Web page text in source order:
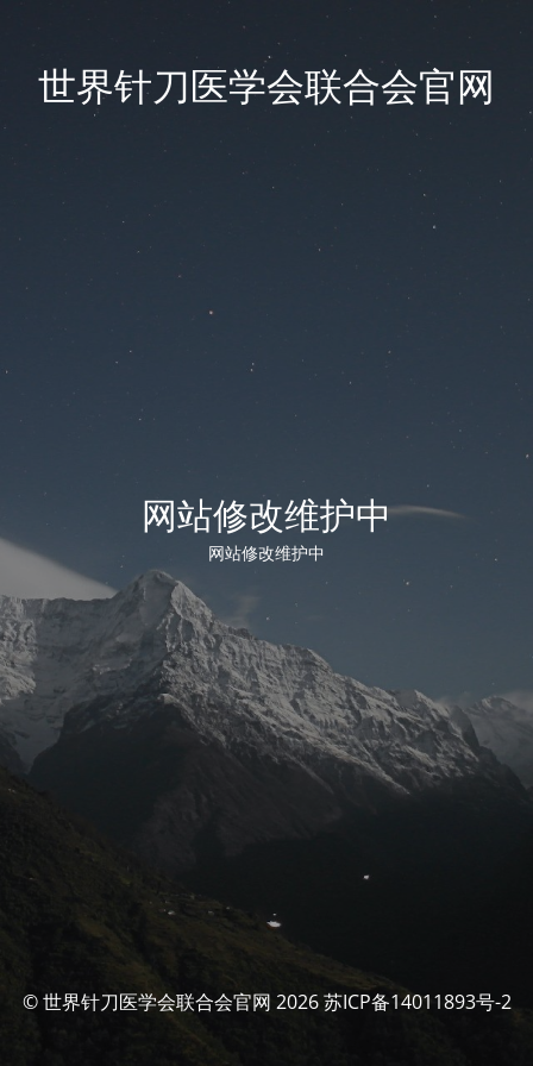
世界针刀医学会联合会官网
网站修改维护中
网站修改维护中
© 世界针刀医学会联合会官网 2026 苏ICP备14011893号-2